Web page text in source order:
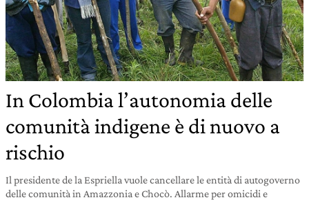
In Colombia l’autonomia delle
comunità indigene è di nuovo a
rischio
Il presidente de la Espriella vuole cancellare le entità di autogoverno
delle comunità in Amazzonia e Chocò. Allarme per omicidi e